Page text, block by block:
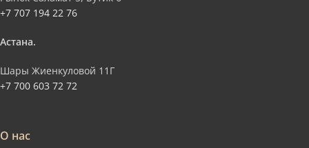
+7 707 194 22 76
Астана.
Шары Жиенкуловой 11Г
+7 700 603 72 72
О нас